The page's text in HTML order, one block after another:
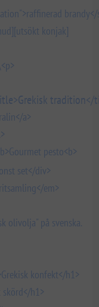
brandy</
[utsökt konjak]
a>
pesto<b>
set</div>
em>
olivolja" på svenska.
konfekt</h1>
h1>